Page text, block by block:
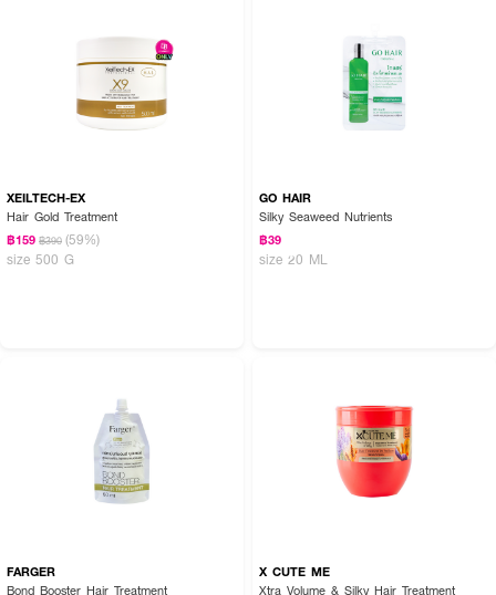
How To Use:
● ขั้นตอน:
— สามารถใช้แทนครีมนวดได้
🌟 บอนด์ บูสเตอร์ สูตรเข้มข้น! ฟื้นผมเสีย บำรุง 2 ชั้น ล็อคผมให้นุ่มลื่น เงา
งาม และปกป้องความร้อนได้ถึง 260 องศา ในเวลาแค่ 1 นาที! 💯
XEILTECH-EX
Hair Gold Treatment
฿159 ฿390 (59%)
size 500 G
GO HAIR
Silky Seaweed Nutrients
฿39
size 20 ML
FARGER
Bond Booster Hair Treatment
X CUTE ME
Xtra Volume & Silky Hair Treatment